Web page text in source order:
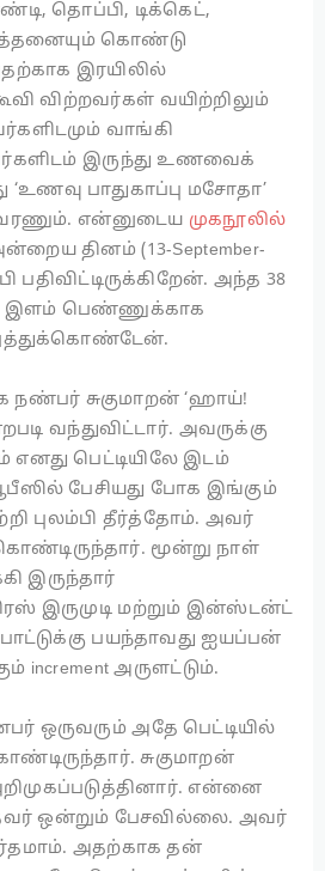
தொப்பி, டிக்கெட்,
கொண்டு
இரயிலில்
விற்றவர்கள் வயிற்றிலும்
வாங்கி
இருந்து உணவைக்
பாதுகாப்பு மசோதா’
வரணும். என்னுடைய முகநூலில்
தினம் (13-September-
பதிவிட்டிருக்கிறேன். அந்த 38
இளம் பெண்ணுக்காக
சுகுமாறன் ‘ஹாய்!
வந்துவிட்டார். அவருக்கு
எனது பெட்டியிலே இடம்
பேசியது போக இங்கும்
புலம்பி தீர்த்தோம். அவர்
மூன்று நாள்
இருந்தார்
இருமுடி மற்றும் இன்ஸ்டன்ட்
பயந்தாவது ஐயப்பன்
அருளட்டும்.
ஒருவரும் அதே பெட்டியில்
சுகுமாறன்
என்னை
ஒன்றும் பேசவில்லை. அவர்
அதற்காக தன்